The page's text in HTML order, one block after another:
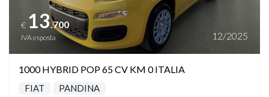
€ 13.700
IVA esposta 12/2025
1000 HYBRID POP 65 CV KM 0 ITALIA
FIAT PANDINA